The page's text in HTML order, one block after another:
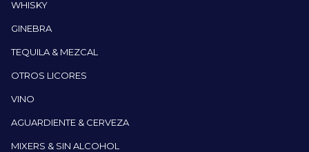
WHISKY
GINEBRA
TEQUILA & MEZCAL
OTROS LICORES
VINO
AGUARDIENTE & CERVEZA
MIXERS & SIN ALCOHOL